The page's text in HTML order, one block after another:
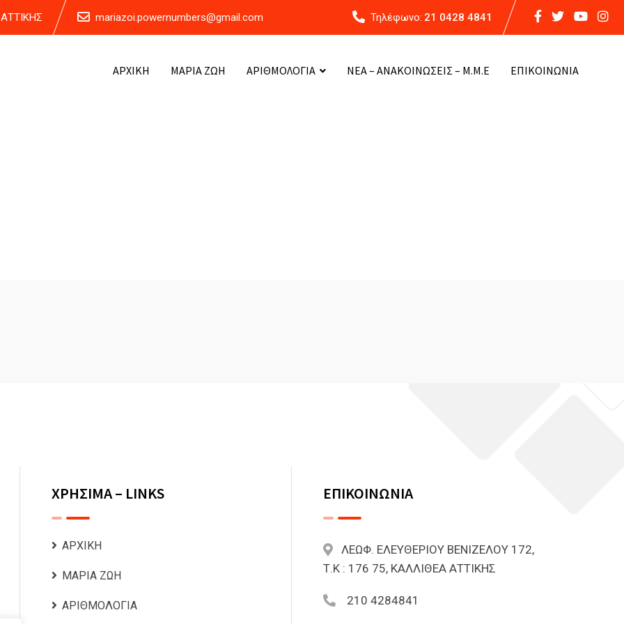
mariazoi.powernumbers@gmail.com Τηλέφωνο: 21 0428 4841
ΑΡΧΙΚΗ ΜΑΡΙΑ ΖΩΗ ΑΡΙΘΜΟΛΟΓΙΑ ΝΕΑ – ΑΝΑΚΟΙΝΩΣΕΙΣ – Μ.Μ.Ε ΕΠΙΚΟΙΝΩΝΙΑ
ΧΡΗΣΙΜΑ – LINKS
ΑΡΧΙΚΗ
ΜΑΡΙΑ ΖΩΗ
ΑΡΙΘΜΟΛΟΓΙΑ
ΕΠΙΚΟΙΝΩΝΙΑ
ΛΕΩΦ. ΕΛΕΥΘΕΡΙΟΥ ΒΕΝΙΖΕΛΟΥ 172,
Τ.Κ : 176 75, ΚΑΛΛΙΘΕΑ ΑΤΤΙΚΗΣ
210 4284841